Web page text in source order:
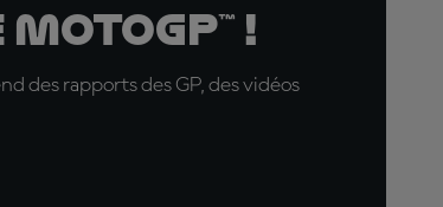
!
des rapports des GP, des vidéos